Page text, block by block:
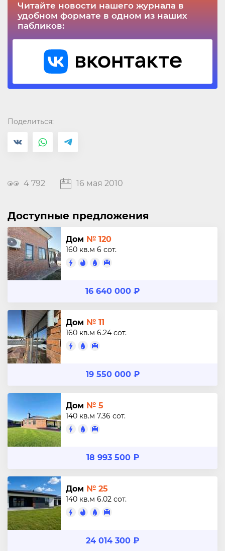
Читайте новости нашего журнала в
удобном формате в одном из наших
пабликов:
Поделиться:
4 792 16 мая 2010
Доступные предложения
Дом № 120
160 кв.м 6 сот.
16 640 000 ₽
Дом № 11
160 кв.м 6.24 сот.
19 550 000 ₽
Дом № 5
140 кв.м 7.36 сот.
18 993 500 ₽
Дом № 25
140 кв.м 6.02 сот.
24 014 300 ₽